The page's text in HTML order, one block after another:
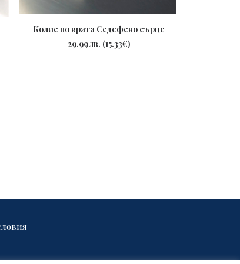
Колие по врата Седефено сърце
29.99лв. (15.33€)